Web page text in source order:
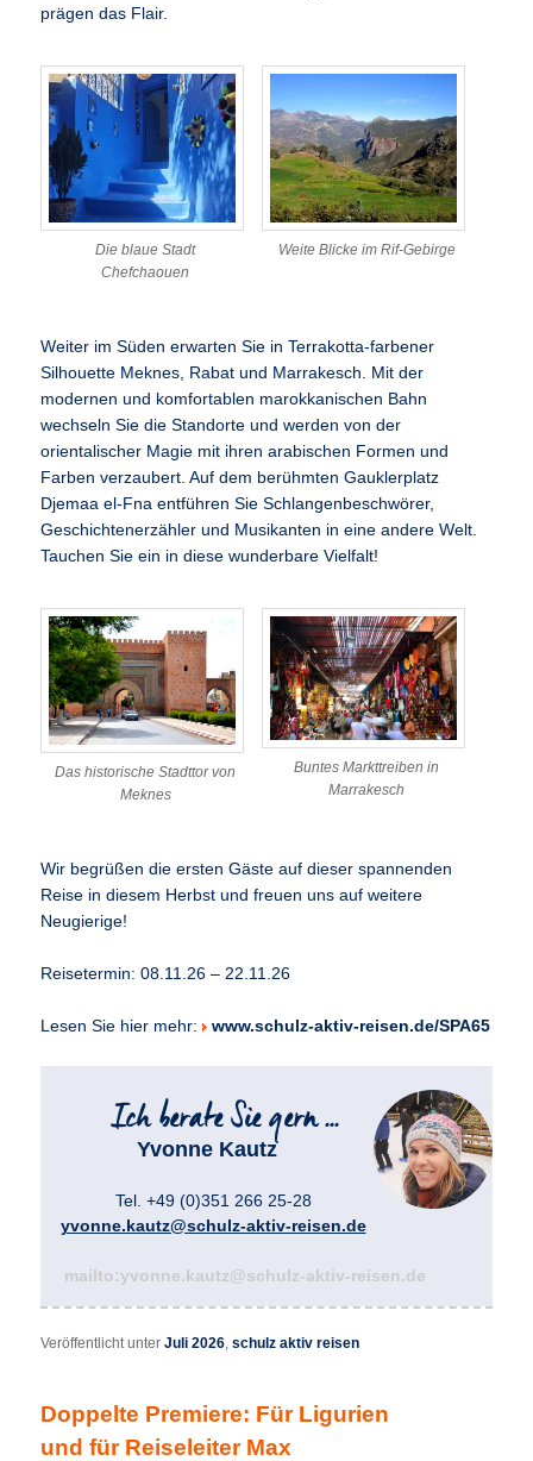
prägen das Flair.
Die blaue Stadt
Chefchaouen
Weite Blicke im Rif-Gebirge
Weiter im Süden erwarten Sie in Terrakotta-farbener
Silhouette Meknes, Rabat und Marrakesch. Mit der
modernen und komfortablen marokkanischen Bahn
wechseln Sie die Standorte und werden von der
orientalischer Magie mit ihren arabischen Formen und
Farben verzaubert. Auf dem berühmten Gauklerplatz
Djemaa el-Fna entführen Sie Schlangenbeschwörer,
Geschichtenerzähler und Musikanten in eine andere Welt.
Tauchen Sie ein in diese wunderbare Vielfalt!
Das historische Stadttor von
Meknes
Buntes Markttreiben in
Marrakesch
Wir begrüßen die ersten Gäste auf dieser spannenden
Reise in diesem Herbst und freuen uns auf weitere
Neugierige!
Reisetermin: 08.11.26 – 22.11.26
Lesen Sie hier mehr: www.schulz-aktiv-reisen.de/SPA65
Yvonne Kautz
Tel. +49 (0)351 266 25-28
yvonne.kautz@schulz-aktiv-reisen.de
mailto:yvonne.kautz@schulz-aktiv-reisen.de
Veröffentlicht unter Juli 2026,schulz aktiv reisen
Doppelte Premiere: Für Ligurien
und für Reiseleiter Max